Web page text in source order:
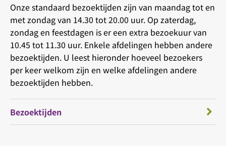
Onze standaard bezoektijden zijn van maandag tot en
met zondag van 14.30 tot 20.00 uur. Op zaterdag,
zondag en feestdagen is er een extra bezoekuur van
10.45 tot 11.30 uur. Enkele afdelingen hebben andere
bezoektijden. U leest hieronder hoeveel bezoekers
per keer welkom zijn en welke afdelingen andere
bezoektijden hebben.
Bezoektijden